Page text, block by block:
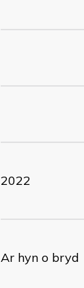
2022
Ar hyn o bryd